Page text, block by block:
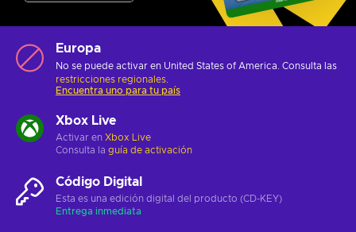
Europa
No se puede activar en United States of America. Consulta las
restricciones regionales
Encuentra uno para tu país
Xbox Live
Activar en Xbox Live
Consulta la guía de activación
Código Digital
Esta es una edición digital del producto (CD-KEY)
Entrega inmediata